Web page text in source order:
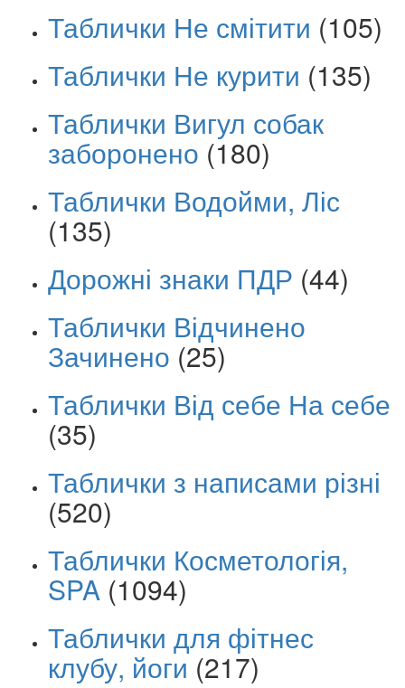
Таблички Не смітити (105)
Таблички Не курити (135)
Таблички Вигул собак
заборонено (180)
Таблички Водойми, Ліс
(135)
Дорожні знаки ПДР (44)
Таблички Відчинено
Зачинено (25)
Таблички Від себе На себе
(35)
Таблички з написами різні
(520)
Таблички Косметологія,
SPA (1094)
Таблички для фітнес
клубу, йоги (217)